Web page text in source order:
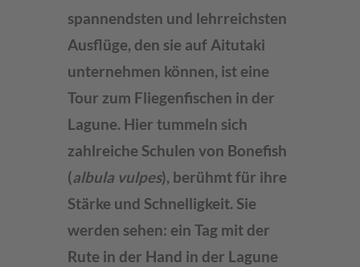
spannendsten und lehrreichsten
Ausflüge, den sie auf Aitutaki
unternehmen können, ist eine
Tour zum Fliegenfischen in der
Lagune. Hier tummeln sich
zahlreiche Schulen von Bonefish
(albula vulpes), berühmt für ihre
Stärke und Schnelligkeit. Sie
werden sehen: ein Tag mit der
Rute in der Hand in der Lagune